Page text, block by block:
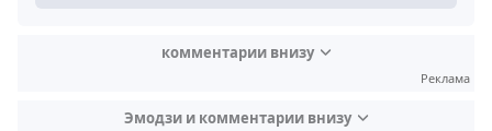
комментарии внизу
Реклама
Эмодзи и комментарии внизу